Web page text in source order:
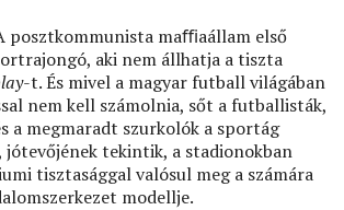
posztkommunista maﬃaállam első
aki nem állhatja a tiszta
-t. És mivel a magyar futball világában
nem kell számolnia, sőt a futballisták,
a megmaradt szurkolók a sportág
jótevőjének tekintik, a stadionokban
tisztasággal valósul meg a számára
modellje.